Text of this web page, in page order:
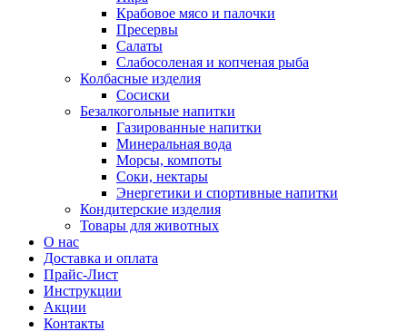
Крабовое мясо и палочки
Пресервы
Салаты
Слабосоленая и копченая рыба
Колбасные изделия
Сосиски
Безалкогольные напитки
Газированные напитки
Минеральная вода
Морсы, компоты
Соки, нектары
Энергетики и спортивные напитки
Кондитерские изделия
Товары для животных
О нас
Доставка и оплата
Прайс-Лист
Инструкции
Акции
Контакты